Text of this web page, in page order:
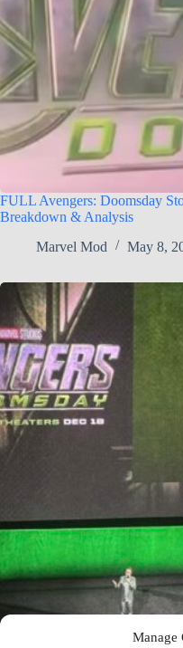
Manage
FULL Avengers: Doomsday
Breakdown & Analysis
Marvel Mod
May 8,